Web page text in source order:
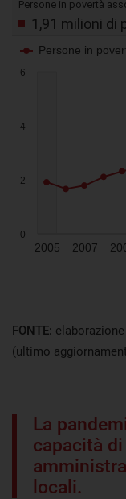
FONTE:
(ultimo
La
capacità
locali.